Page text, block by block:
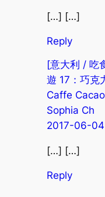
[…] […]
Reply
[意大利 / 吃
遊 17：巧克
Caffe
Sophia Ch
2017-06-04
[…] […]
Reply